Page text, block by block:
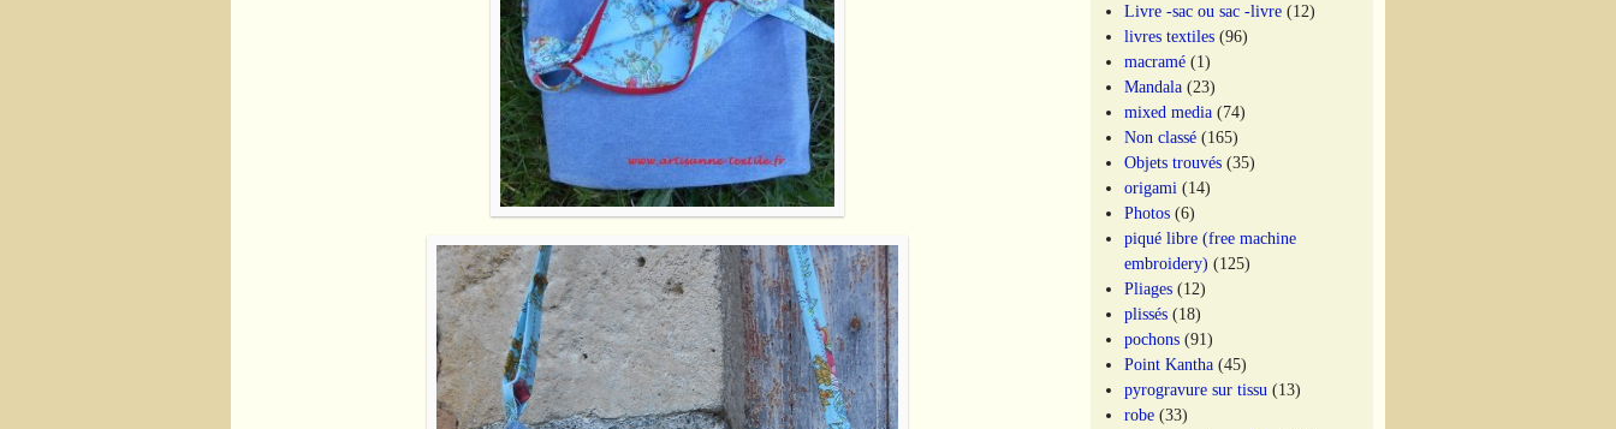
Livre -sac ou sac -livre (12)
livres textiles (96)
macramé (1)
Mandala (23)
mixed media (74)
Non classé (165)
Objets trouvés (35)
origami (14)
Photos (6)
piqué libre (free machine
embroidery) (125)
Pliages (12)
plissés (18)
pochons (91)
Point Kantha (45)
pyrogravure sur tissu (13)
robe (33)